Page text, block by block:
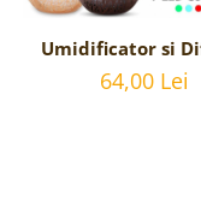
Umidificator si
de Arome
Aromaterapie - cu
64,00 Lei